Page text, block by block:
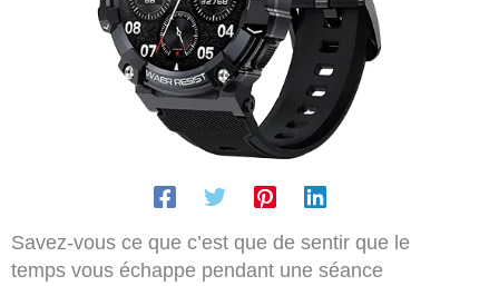
Savez-vous ce que c’est que de sentir que le
temps vous échappe pendant une séance